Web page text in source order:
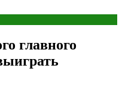
главного